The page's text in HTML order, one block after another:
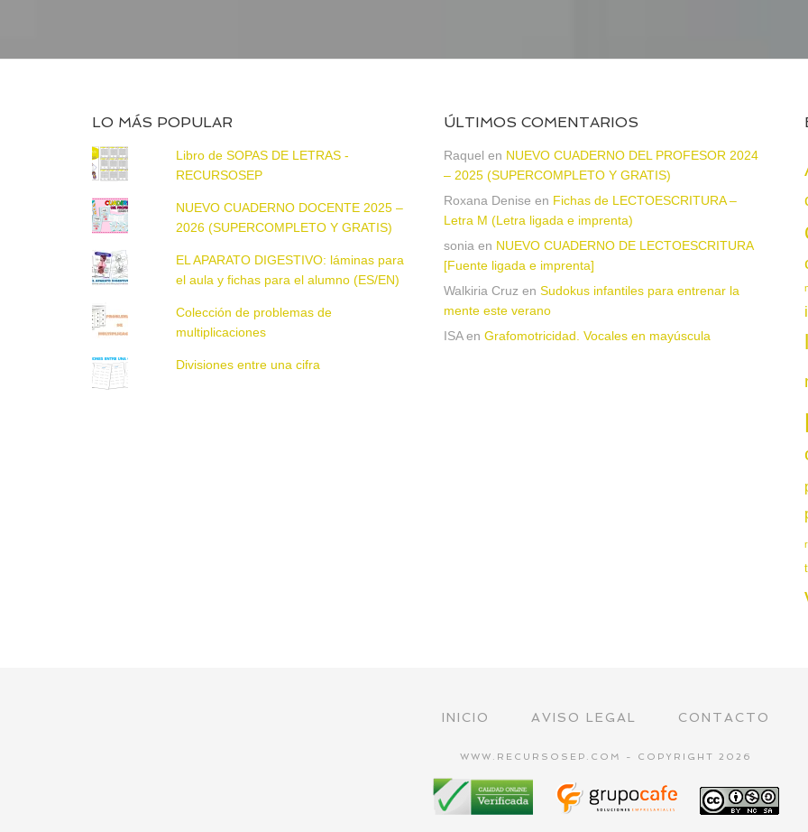
LO MÁS POPULAR
Libro de SOPAS DE LETRAS -
RECURSOSEP
NUEVO CUADERNO DOCENTE 2025 –
2026 (SUPERCOMPLETO Y GRATIS)
EL APARATO DIGESTIVO: láminas para
el aula y fichas para el alumno (ES/EN)
Colección de problemas de
multiplicaciones
Divisiones entre una cifra
ÚLTIMOS COMENTARIOS
Raquel en NUEVO CUADERNO DEL PROFESOR 2024
– 2025 (SUPERCOMPLETO Y GRATIS)
Roxana Denise en Fichas de LECTOESCRITURA –
Letra M (Letra ligada e imprenta)
sonia en NUEVO CUADERNO DE LECTOESCRITURA
[Fuente ligada e imprenta]
Walkiria Cruz en Sudokus infantiles para entrenar la
mente este verano
ISAen Grafomotricidad. Vocales en mayúscula
INICIO AVISO LEGAL CONTACTO
WWW.RECURSOSEP.COM - COPYRIGHT 2026